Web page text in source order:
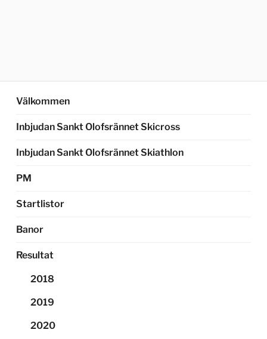
Välkommen
Inbjudan Sankt Olofsrännet Skicross
Inbjudan Sankt Olofsrännet Skiathlon
PM
Startlistor
Banor
Resultat
2018
2019
2020